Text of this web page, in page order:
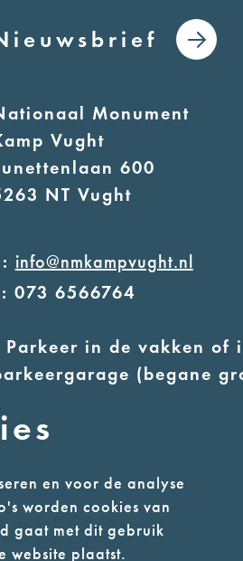
en voor de analyse
worden cookies van
gaat met dit gebruik
website plaatst.
Monument
Vught
600
NT Vught
info@nmkampvught.nl
073 6566764
Parkeer in de vakken of
(begane